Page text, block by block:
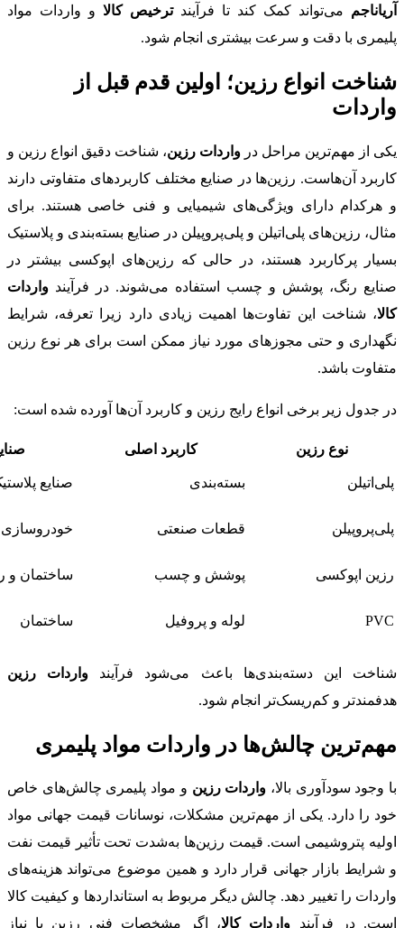
آریاناجم می‌تواند کمک کند تا فرآیندترخیص کالا و واردات مواد
پلیمری با دقت و سرعت بیشتری انجام شود.
شناخت انواع رزین؛ اولین قدم قبل از
واردات
یکی از مهم‌ترین مراحل در واردات رزین، شناخت دقیق انواع رزین و
کاربرد آن‌هاست. رزین‌ها در صنایع مختلف کاربردهای متفاوتی دارند
و هرکدام دارای ویژگی‌های شیمیایی و فنی خاصی هستند. برای
مثال، رزین‌های پلی‌اتیلن و پلی‌پروپیلن در صنایع بسته‌بندی و پلاستیک
بسیار پرکاربرد هستند، در حالی که رزین‌های اپوکسی بیشتر در
صنایع رنگ، پوشش و چسب استفاده می‌شوند. در فرآیند واردات
کالا، شناخت این تفاوت‌ها اهمیت زیادی دارد زیرا تعرفه، شرایط
نگهداری و حتی مجوزهای مورد نیاز ممکن است برای هر نوع رزین
متفاوت باشد.
در جدول زیر برخی انواع رایج رزین و کاربرد آن‌ها آورده شده است:
نوع رزین کاربرد اصلی
پلی‌اتیلن بسته‌بندی صنایع
پلی‌پروپیلن قطعات صنعتی خودروسازی
رزین اپوکسی پوشش و چسب ساختمان و
PVC لوله و پروفیل ساختمان
شناخت این دسته‌بندی‌ها باعث می‌شود فرآیند واردات رزین
هدفمندتر و کم‌ریسک‌تر انجام شود.
مهم‌ترین چالش‌ها در واردات مواد پلیمری
با وجود سودآوری بالا، واردات رزین و مواد پلیمری چالش‌های خاص
خود را دارد. یکی از مهم‌ترین مشکلات، نوسانات قیمت جهانی مواد
اولیه پتروشیمی است. قیمت رزین‌ها به‌شدت تحت تأثیر قیمت نفت
و شرایط بازار جهانی قرار دارد و همین موضوع می‌تواند هزینه‌های
واردات را تغییر دهد. چالش دیگر مربوط به استانداردها و کیفیت کالا
است. در فرآیند واردات کالا، اگر مشخصات فنی رزین با نیاز